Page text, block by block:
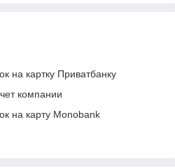
на картку Приватбанку
компании
на карту Monobank